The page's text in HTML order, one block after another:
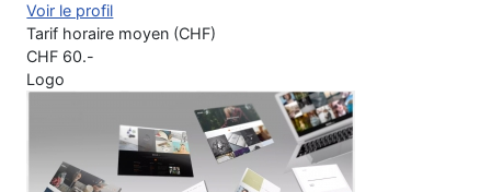
Voir le profil
Tarif horaire moyen (CHF)
CHF 60.-
Logo